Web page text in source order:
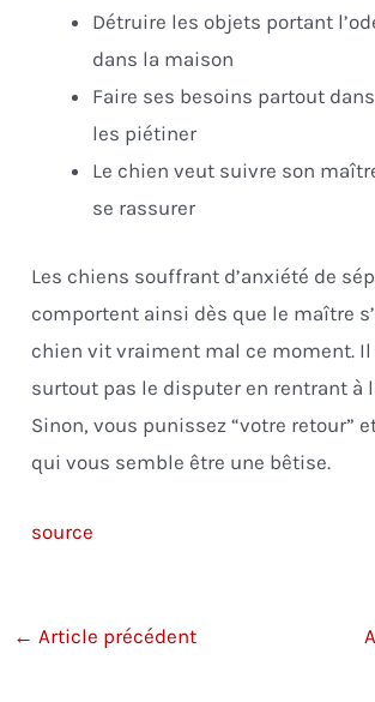
Détruire les objets portant
dans la maison
Faire ses besoins partout
les piétiner
Le chien veut suivre son
se rassurer
Les chiens souffrant d’anxiété de
comportent ainsi dès que le maître
chien vit vraiment mal ce moment.
surtout pas le disputer en rentrant à
Sinon, vous punissez “votre retour”
qui vous semble être une bêtise.
source
← Article précédent